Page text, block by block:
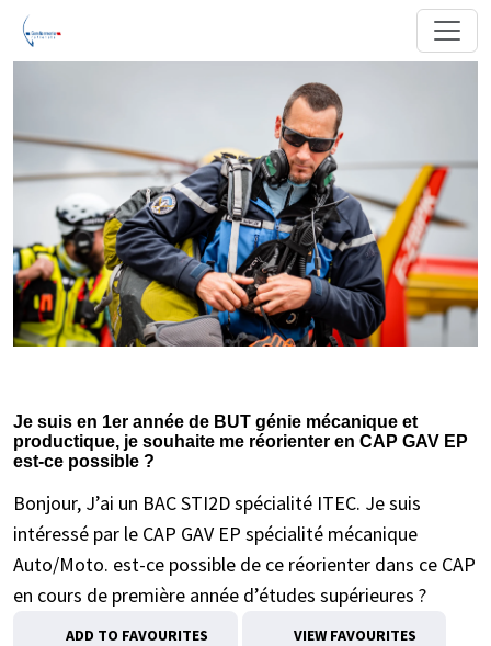
Je suis en 1er année de BUT génie mécanique et
productique, je souhaite me réorienter en CAP GAV EP
est-ce possible ?
Bonjour, J’ai un BAC STI2D spécialité ITEC. Je suis
intéressé par le CAP GAV EP spécialité mécanique
Auto/Moto. est-ce possible de ce réorienter dans ce CAP
en cours de première année d’études supérieures ?
ADD TO FAVOURITES VIEW FAVOURITES